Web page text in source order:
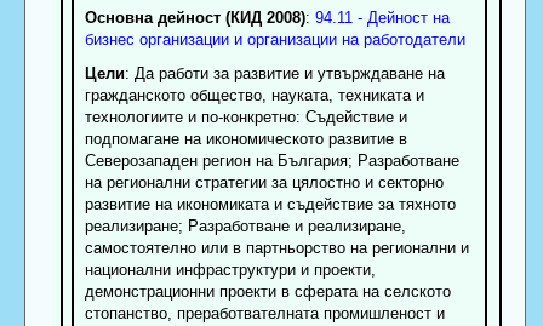
Основна дейност (КИД 2008): 94.11 - Дейност на
бизнес организации и организации на работодатели
Цели: Да работи за развитие и утвърждаване на
гражданското общество, науката, техниката и
технологиите и по-конкретно: Съдействие и
подпомагане на икономическото развитие в
Северозападен регион на България; Разработване
на регионални стратегии за цялостно и секторно
развитие на икономиката и съдействие за тяхното
реализиране; Разработване и реализиране,
самостоятелно или в партньорство на регионални и
национални инфраструктури и проекти,
демонстрационни проекти в сферата на селското
стопанство, преработвателната промишленост и